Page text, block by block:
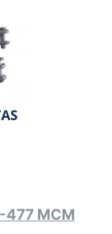
477 MCM